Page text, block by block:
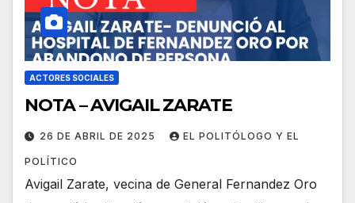
ACTORES SOCIALES
NOTA – AVIGAIL ZARATE
26 DE ABRIL DE 2025 EL POLITÓLOGO Y EL
POLÍTICO
Avigail Zarate, vecina de General Fernandez Oro